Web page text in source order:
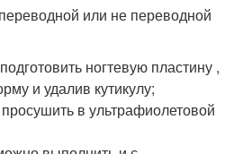
или не переводной
ногтевую пластину ,
и удалив кутикулу;
в ультрафиолетовой